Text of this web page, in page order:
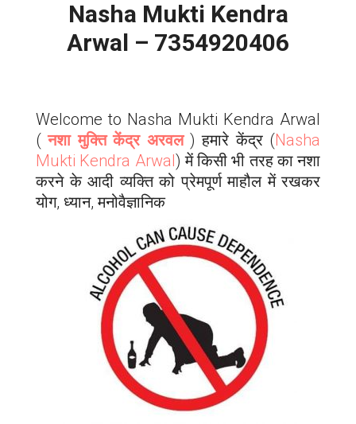
Nasha Mukti Kendra
Arwal – 7354920406
Welcome to Nasha Mukti Kendra Arwal
(नशा मुक्ति केंद्र अरवल ) हमारे केंद्र (Nasha
Mukti Kendra Arwal) में किसी भी तरह का नशा
करने के आदी व्यक्ति को प्रेमपूर्ण माहौल में रखकर
योग, ध्यान, मनोवैज्ञानिक